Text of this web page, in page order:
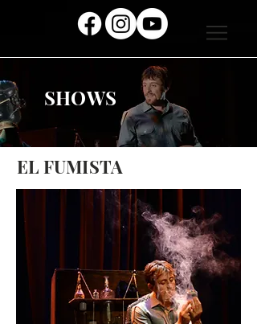
SHOWS
EL FUMISTA